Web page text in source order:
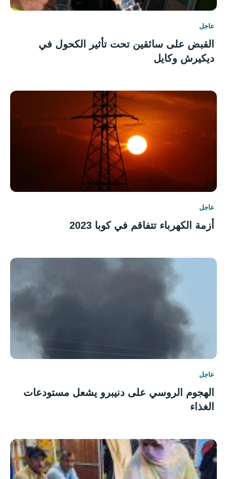
عاجل
القبض على سائقين تحت تأثير الكحول في
ديكيرش وكايل
عاجل
أزمة الكهرباء تتفاقم في كوبا 2023
عاجل
الهجوم الروسي على دنيبرو يشعل مستودعات
الغذاء